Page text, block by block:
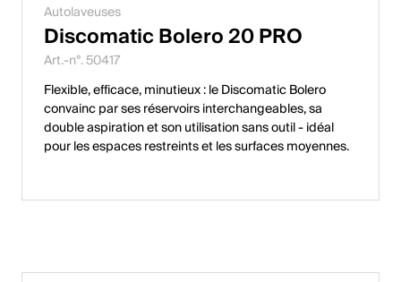
Autolaveuses
Discomatic Bolero 20 PRO
Art.-n°. 50417
Flexible, efficace, minutieux : le Discomatic Bolero
convainc par ses réservoirs interchangeables, sa
double aspiration et son utilisation sans outil - idéal
pour les espaces restreints et les surfaces moyennes.